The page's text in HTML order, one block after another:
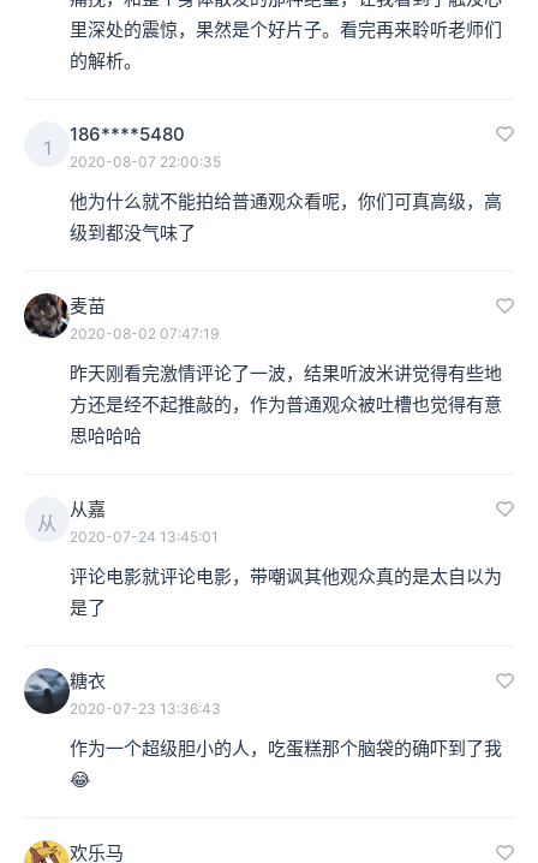
里深处的震惊，果然是个好片子。看完再来聆听老师们
的解析。
1
186****5480
2020-08-07 22:00:35
他为什么就不能拍给普通观众看呢，你们可真高级，高
级到都没气味了
麦苗
2020-08-02 07:47:19
昨天刚看完激情评论了一波，结果听波米讲觉得有些地
方还是经不起推敲的，作为普通观众被吐槽也觉得有意
思哈哈哈
从
从嘉
2020-07-24 13:45:01
评论电影就评论电影，带嘲讽其他观众真的是太自以为
是了
糖衣
2020-07-23 13:36:43
作为一个超级胆小的人，吃蛋糕那个脑袋的确吓到了我
😂
欢乐马